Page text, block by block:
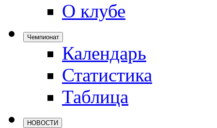
О клубе
Чемпионат
Календарь
Статистика
Таблица
НОВОСТИ